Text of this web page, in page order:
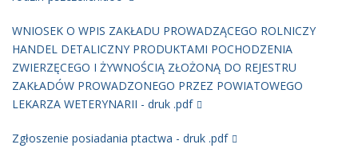
WNIOSEK O WPIS ZAKŁADU PROWADZĄCEGO ROLNICZY
HANDEL DETALICZNY PRODUKTAMI POCHODZENIA
ZWIERZĘCEGO I ŻYWNOŚCIĄ ZŁOŻONĄ DO REJESTRU
ZAKŁADÓW PROWADZONEGO PRZEZ POWIATOWEGO
LEKARZA WETERYNARII - druk .pdf
Zgłoszenie posiadania ptactwa - druk .pdf